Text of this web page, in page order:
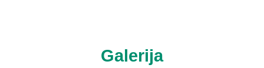
Galerija